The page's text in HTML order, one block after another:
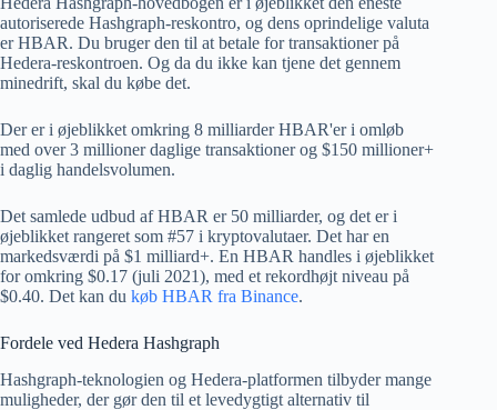
autoriserede Hashgraph-reskontro, og dens oprindelige valuta
er HBAR. Du bruger den til at betale for transaktioner på
Hedera-reskontroen. Og da du ikke kan tjene det gennem
minedrift, skal du købe det.
Der er i øjeblikket omkring 8 milliarder HBAR'er i omløb
med over 3 millioner daglige transaktioner og $150 millioner+
i daglig handelsvolumen.
Det samlede udbud af HBAR er 50 milliarder, og det er i
øjeblikket rangeret som #57 i kryptovalutaer. Det har en
markedsværdi på $1 milliard+. En HBAR handles i øjeblikket
for omkring $0.17 (juli 2021), med et rekordhøjt niveau på
$0.40. Det kan du køb HBAR fra Binance.
Fordele ved Hedera Hashgraph
Hashgraph-teknologien og Hedera-platformen tilbyder mange
muligheder, der gør den til et levedygtigt alternativ til